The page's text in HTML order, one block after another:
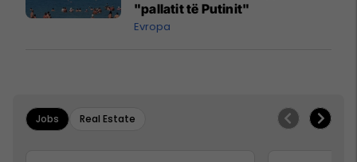
"pallatit të Putinit"
Evropa
Jobs Real Estate